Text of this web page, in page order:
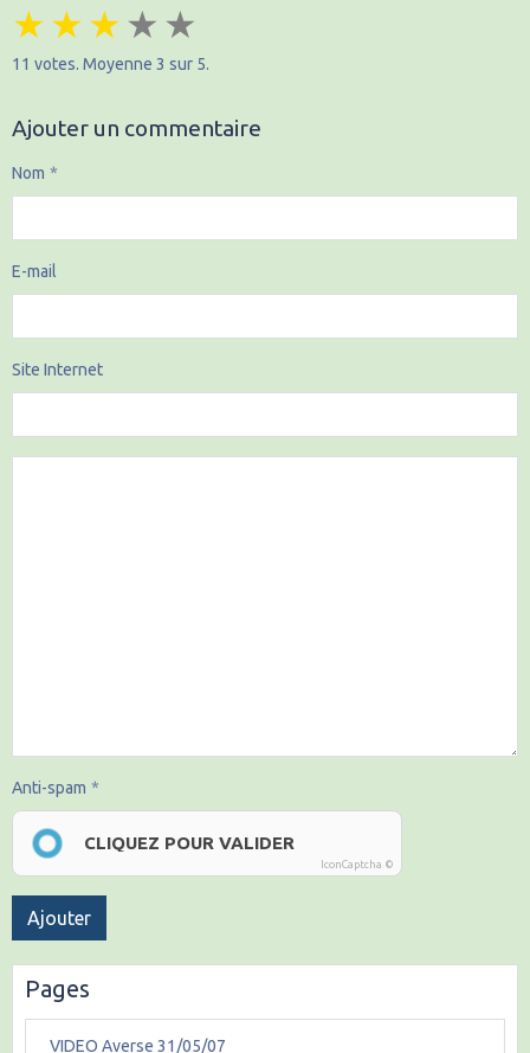
★★★ ★ ★
11 votes. Moyenne 3 sur 5.
Ajouter un commentaire
Nom
E-mail
Site Internet
Anti-spam
CLIQUEZ POUR VALIDER
IconCaptcha ©
Ajouter
Pages
VIDEO Averse 31/05/07